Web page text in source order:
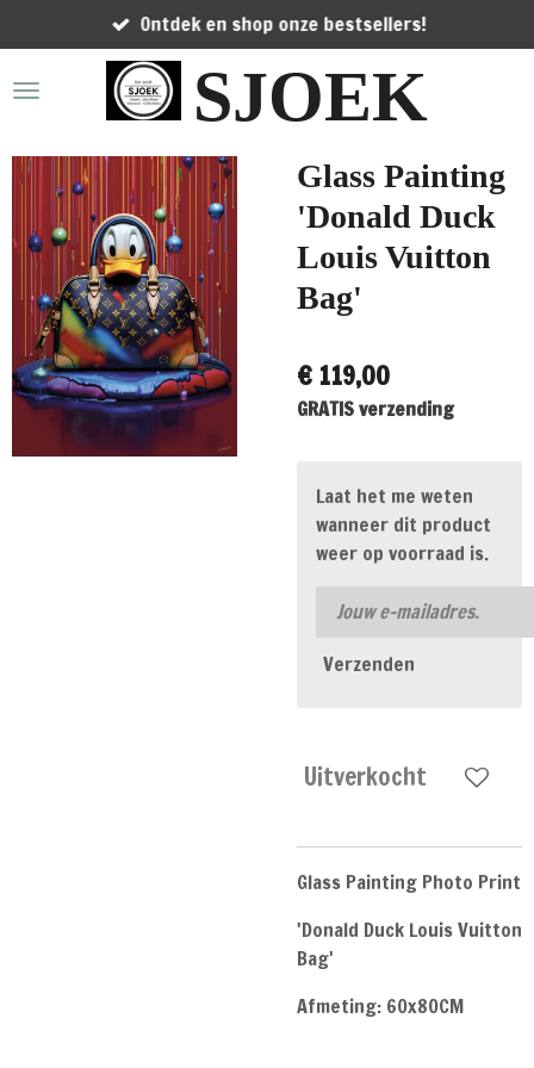
direct
naar
SJOEK
Ontdek en shop onze bestsellers!
Glass Painting
'Donald Duck
Louis Vuitton
Bag'
€ 119,00
GRATIS verzending
Laat het me weten
wanneer dit product
weer op voorraad is.
Verzenden
Uitverkocht
Glass Painting Photo Print
'Donald Duck Louis Vuitton
Bag'
Afmeting: 60x80CM